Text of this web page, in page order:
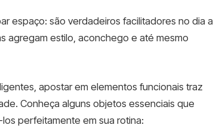
espaço: são verdadeiros facilitadores no dia a
agregam estilo, aconchego e até mesmo
apostar em elementos funcionais traz
Conheça alguns objetos essenciais que
perfeitamente em sua rotina: